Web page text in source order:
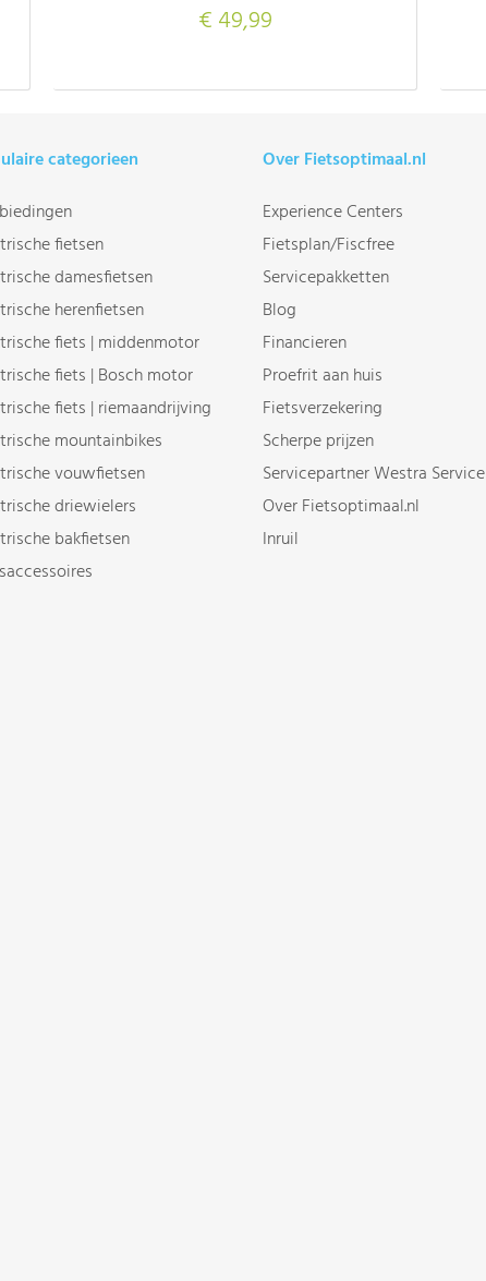
€ 49,99
categorieen
fietsen
damesfietsen
herenfietsen
fiets | middenmotor
fiets | Bosch motor
fiets | riemaandrijving
mountainbikes
vouwfietsen
driewielers
bakfietsen
Over Fietsoptimaal.nl
Experience Centers
Fietsplan/Fiscfree
Servicepakketten
Blog
Financieren
Proefrit aan huis
Fietsverzekering
Scherpe prijzen
Servicepartner Westra Service
Over Fietsoptimaal.nl
Inruil